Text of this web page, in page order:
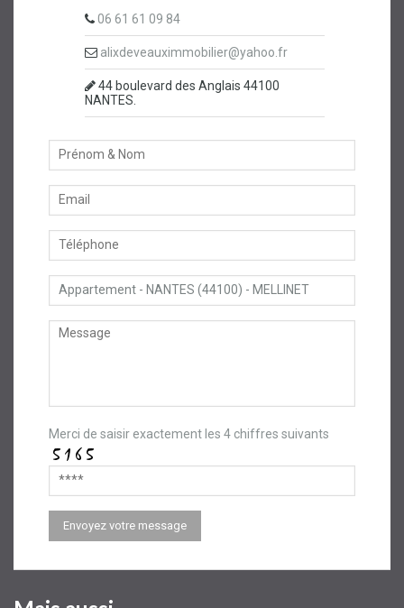
06 61 61 09 84
alixdeveauximmobilier@yahoo.fr
44 boulevard des Anglais 44100
NANTES.
Merci de saisir exactement les 4 chiffres suivants